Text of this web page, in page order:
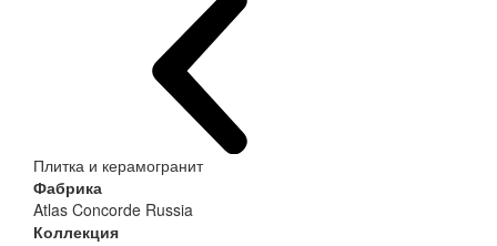
Плитка и керамогранит
Фабрика
Atlas Concorde Russia
Коллекция